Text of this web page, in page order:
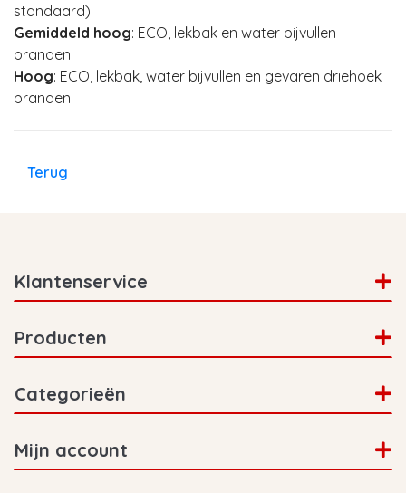
standaard)
Gemiddeld hoog: ECO, lekbak en water bijvullen
branden
Hoog: ECO, lekbak, water bijvullen en gevaren driehoek
branden
Terug
Klantenservice
Producten
Categorieën
Mijn account